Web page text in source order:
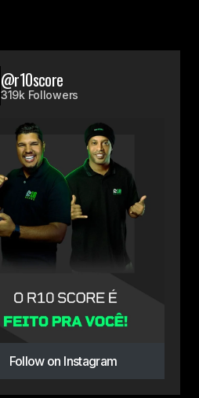
@r10score
319k Followers
Follow on Instagram